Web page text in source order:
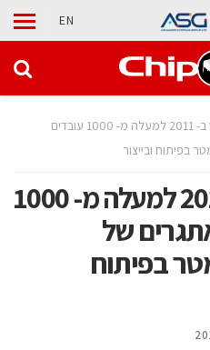
EN
אינטל תגייס ב- 2011 למעלה מ- 1000 עובדים
אינטל תגייס ב- 2011 למעלה מ- 1000
של
22 ננומטר בפיתוח